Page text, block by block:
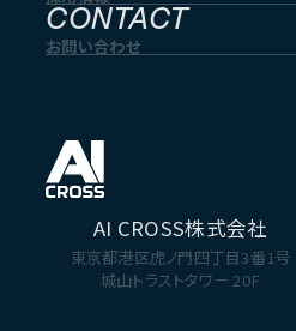
CONTACT
お問い合わせ
AI CROSS株式会社
東京都港区虎ノ門四丁目3番1号
城山トラストタワー 20F